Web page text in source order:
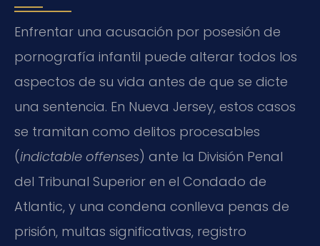
Enfrentar una acusación por posesión de
pornografía infantil puede alterar todos los
aspectos de su vida antes de que se dicte
una sentencia. En Nueva Jersey, estos casos
se tramitan como delitos procesables
(indictable offenses) ante la División Penal
del Tribunal Superior en el Condado de
Atlantic, y una condena conlleva penas de
prisión, multas significativas, registro